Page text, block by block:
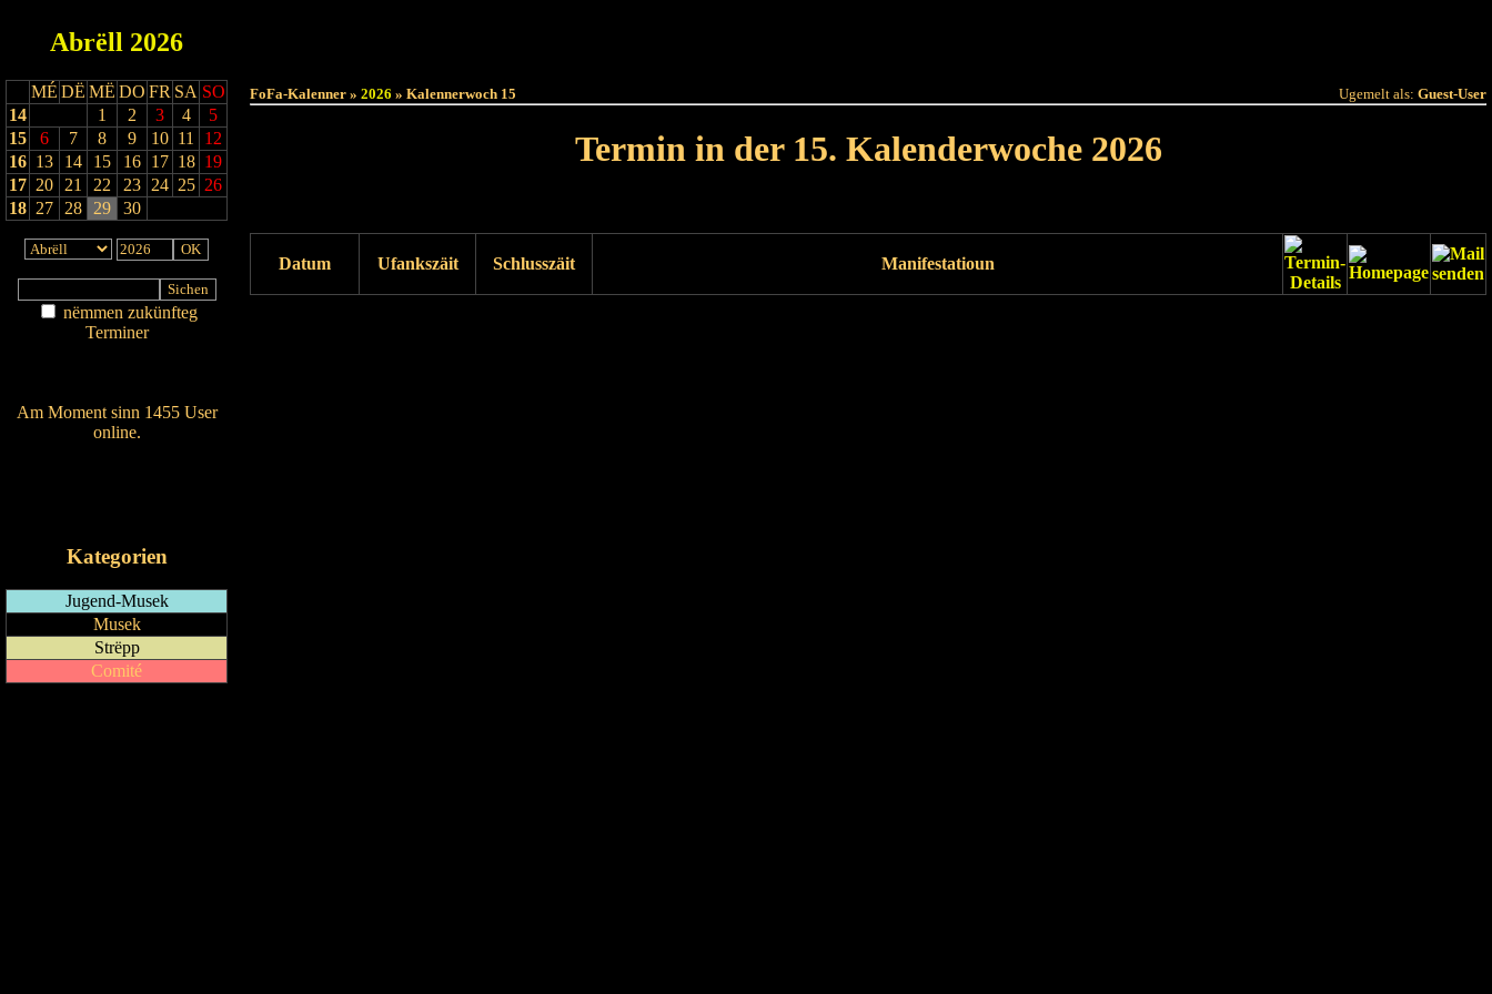
Abrëll 2026
MÉ DË MË DO FR SA SO
14
1 2 3 4
5
15
6 7 8 9 10 11
12
16 13 14 15 16 17 18 19
17 20 21 22 23 24 25 26
18 27 28 29 30
nëmmen zukünfteg
Terminer
Am Moment sinn 1455 User
online.
Kategorien
Jugend-Musek
Musek
Strëpp
Comité
FoFa-Kalenner » 2026 » Kalennerwoch 15 Ugemelt als: Guest-User
Termin in der 15. Kalenderwoche 2026
Datum Ufankszäit Schlusszäit Manifestatioun